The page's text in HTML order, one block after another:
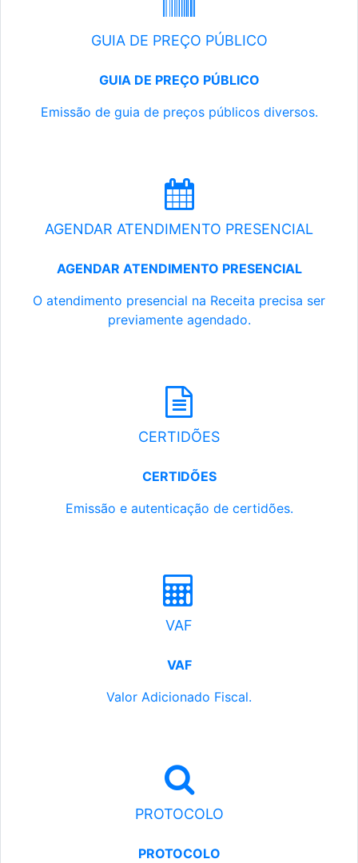
GUIA DE PREÇO PÚBLICO
GUIA DE PREÇO PÚBLICO
Emissão de guia de preços públicos diversos.
AGENDAR ATENDIMENTO PRESENCIAL
AGENDAR ATENDIMENTO PRESENCIAL
O atendimento presencial na Receita precisa ser
previamente agendado.
CERTIDÕES
CERTIDÕES
Emissão e autenticação de certidões.
VAF
VAF
Valor Adicionado Fiscal.
PROTOCOLO
PROTOCOLO